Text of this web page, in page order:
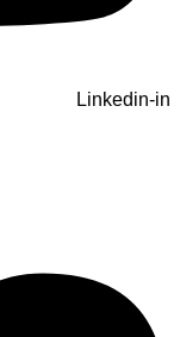
Linkedin-in